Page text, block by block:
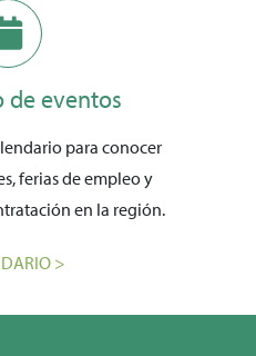
de eventos
para conocer
ferias de empleo y
en la región.
>